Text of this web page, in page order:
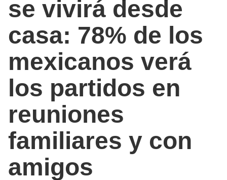
se vivirá desde
casa: 78% de los
mexicanos verá
los partidos en
reuniones
familiares y con
amigos